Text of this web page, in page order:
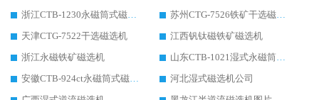
浙江CTB-1230永磁筒式磁选机生产厂家
苏州CTG-7526铁矿干选磁选机
天津CTG-7522干选磁选机
江西钒钛磁铁矿磁选机
浙江永磁铁矿磁选机
山东CTB-1021湿式永磁筒式磁选机
安徽CTB-924ct永磁筒式磁选机
河北湿式磁选机公司